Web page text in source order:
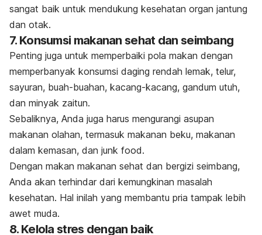
sangat baik untuk mendukung kesehatan organ jantung
dan otak.
7. Konsumsi makanan sehat dan seimbang
Penting juga untuk memperbaiki pola makan dengan
memperbanyak konsumsi daging rendah lemak, telur,
sayuran, buah-buahan, kacang-kacang, gandum utuh,
dan minyak zaitun.
Sebaliknya, Anda juga harus mengurangi asupan
makanan olahan, termasuk makanan beku, makanan
dalam kemasan, dan junk food.
Dengan makan makanan sehat dan bergizi seimbang,
Anda akan terhindar dari kemungkinan masalah
kesehatan. Hal inilah yang membantu pria tampak lebih
awet muda.
8. Kelola stres dengan baik